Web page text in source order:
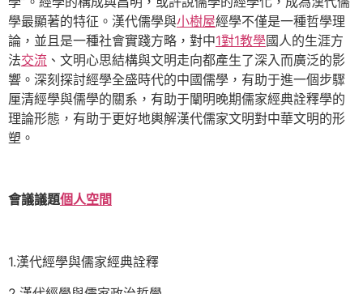
學最顯著的特征。漢代儒學與小樹屋經學不僅是一種哲學理
論，並且是一種社會實踐方略，對中1對1教學國人的生涯方
法交流 、文明心思結構與文明走向都產生了深入而廣泛的影
響。深刻探討經學全盛時代的中國儒學，有助于進一個步驟
厘清經學與儒學的關系，有助于闡明晚期儒家經典詮釋學的
理論形態，有助于更好地輿解漢代儒家文明對中華文明的形
塑。
會議議題個人空間
1.漢代經學與儒家經典詮釋